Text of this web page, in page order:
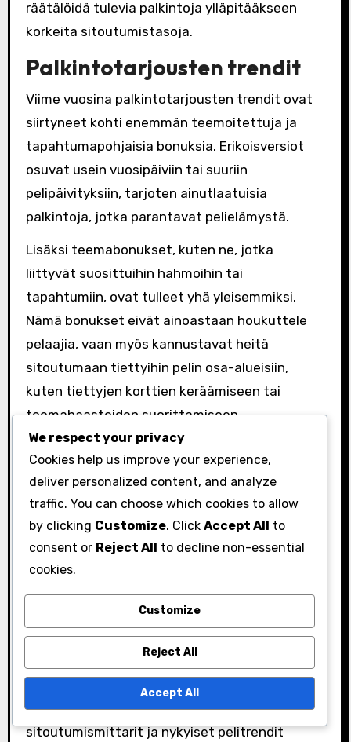
räätälöidä tulevia palkintoja ylläpitääkseen
korkeita sitoutumistasoja.
Palkintotarjousten trendit
Viime vuosina palkintotarjousten trendit ovat
siirtyneet kohti enemmän teemoitettuja ja
tapahtumapohjaisia bonuksia. Erikoisversiot
osuvat usein vuosipäiviin tai suuriin
pelipäivityksiin, tarjoten ainutlaatuisia
palkintoja, jotka parantavat pelielämystä.
Lisäksi teemabonukset, kuten ne, jotka
liittyvät suosittuihin hahmoihin tai
tapahtumiin, ovat tulleet yhä yleisemmiksi.
Nämä bonukset eivät ainoastaan houkuttele
pelaajia, vaan myös kannustavat heitä
sitoutumaan tiettyihin pelin osa-alueisiin,
kuten tiettyjen korttien keräämiseen tai
teemahaasteiden suorittamiseen.
Tämän seurauksena pelaajat voivat odottaa
jännittävistä uusista tarjouksista joka
kuukausi, pitäen kokemuksen tuoreena ja
kiinnostavana.
Kuukausittaisiin muutoksiin
vaikuttavat tekijät
Useat tekijät vaikuttavat kuukausittaisiin
muutoksiin kirjautumispalkinnoissa Yu-Gi-Oh!
Duel Links -pelissä. Pelinkehittäjät ottavat
usein huomioon pelaajapalautteen,
sitoutumismittarit ja nykyiset pelitrendit
We respect your privacy
Cookies help us improve your experience,
deliver personalized content, and analyze
traffic. You can choose which cookies to allow
by clicking Customize. Click Accept All to
consent or Reject All to decline non-essential
cookies.
Customize
Reject All
Accept All